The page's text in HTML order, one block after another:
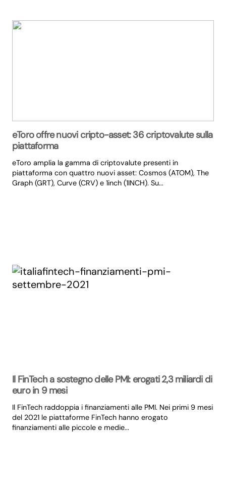
eToro offre nuovi cripto-asset: 36 criptovalute sulla
piattaforma
eToro amplia la gamma di criptovalute presenti in
piattaforma con quattro nuovi asset: Cosmos (ATOM), The
Graph (GRT), Curve (CRV) e 1inch (1INCH). Su...
Il FinTech a sostegno delle PMI: erogati 2,3 miliardi di
euro in 9 mesi
Il FinTech raddoppia i finanziamenti alle PMI. Nei primi 9 mesi
del 2021 le piattaforme FinTech hanno erogato
finanziamenti alle piccole e medie...